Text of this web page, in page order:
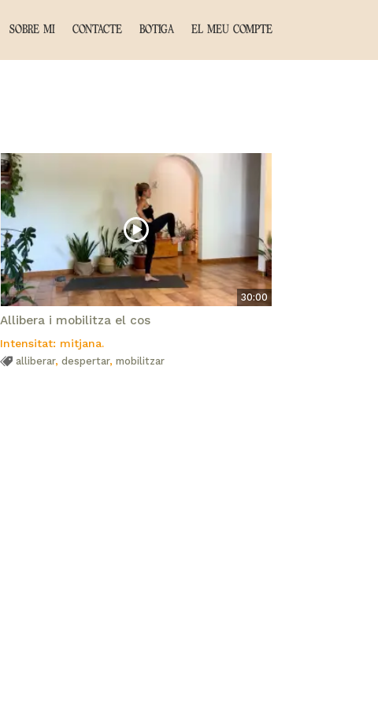
SOBRE MI CONTACTE BOTIGA EL MEU COMPTE
30:00
Allibera i mobilitza el cos
Intensitat: mitjana.
alliberar,despertar,mobilitzar